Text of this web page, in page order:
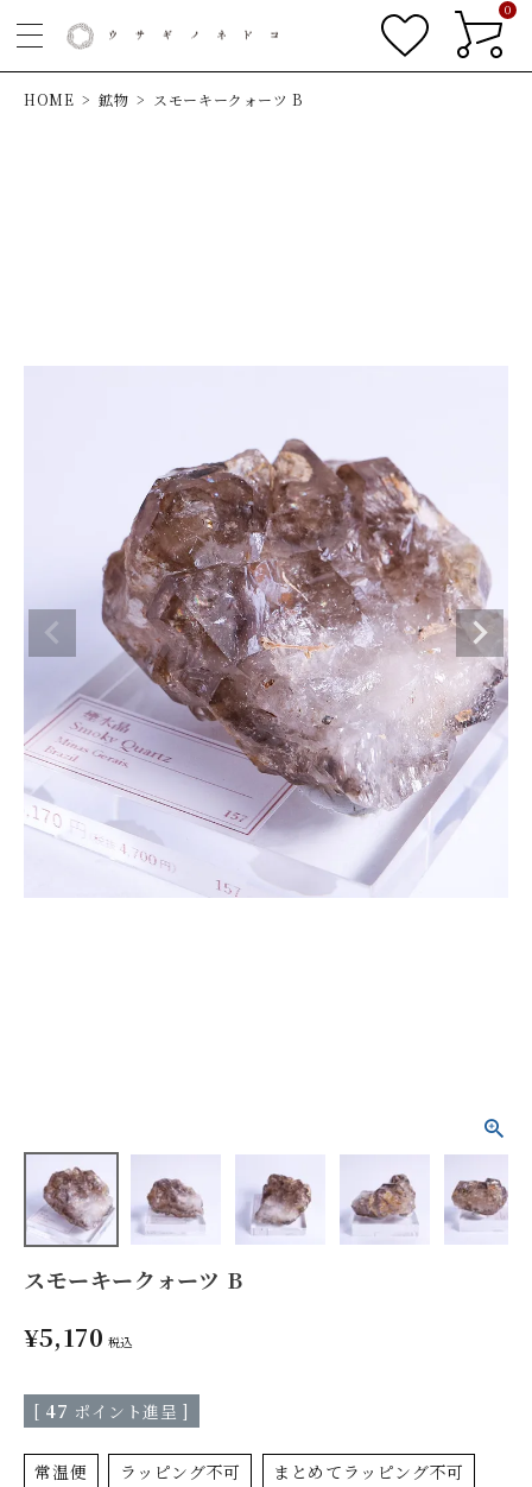
0
HOME 鉱物 スモーキークォーツ B
スモーキークォーツ B
¥5,170 税込
[ 47 ポイント進呈 ]
常温便 ラッピング不可 まとめてラッピング不可